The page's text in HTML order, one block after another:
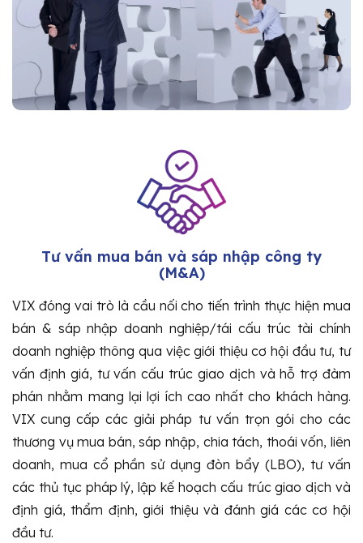
Tư vấn mua bán và sáp nhập công ty
(M&A)
VIX đóng vai trò là cầu nối cho tiến trình thực hiện mua
bán & sáp nhập doanh nghiệp/tái cấu trúc tài chính
doanh nghiệp thông qua việc giới thiệu cơ hội đầu tư, tư
vấn định giá, tư vấn cấu trúc giao dịch và hỗ trợ đàm
phán nhằm mang lại lợi ích cao nhất cho khách hàng.
VIX cung cấp các giải pháp tư vấn trọn gói cho các
thương vụ mua bán, sáp nhập, chia tách, thoái vốn, liên
doanh, mua cổ phần sử dụng đòn bẩy (LBO), tư vấn
các thủ tục pháp lý, lập kế hoạch cấu trúc giao dịch và
định giá, thẩm định, giới thiệu và đánh giá các cơ hội
đầu tư.